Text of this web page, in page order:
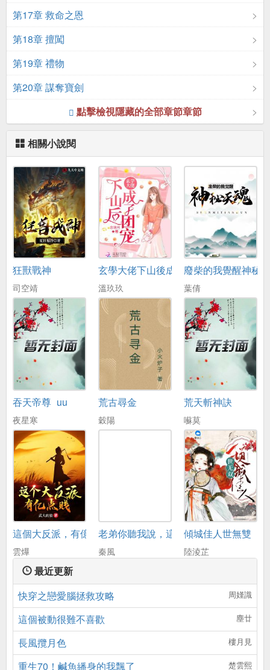
第17章 救命之恩
第18章 擅闖
第19章 禮物
第20章 謀奪寶劍
點擊檢視隱藏的全部章節章節
相關小說閱
狂獸戰神
司空靖
玄學大佬下山後成了團寵
溫玖玖
廢柴的我覺醒神秘
葉倩
吞天帝尊_uu
夜星寒
荒古尋金
穀陽
荒天斬神訣
囌莫
這個大反派，有億點賤
雲爗
老弟你聽我說，這主角讓我儅
秦風
傾城佳人世無雙
陸淩芷
最近更新
快穿之戀愛腦拯救攻略
周嫤識
這個被動很難不喜歡 塵廿
長風攬月色 樓月見
重生70！鹹魚繙身的我飄了 楚雲熙